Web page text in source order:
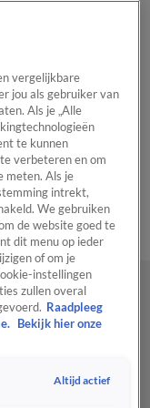
van Hart
Tip de
redactiePanelVideo's
vergelijkbare
jou als gebruiker van
Als je „Alle
te kunnen
verbeteren en om
meten. Als je
intrekt,
We gebruiken
de website goed te
dit menu op ieder
of om je
instellingen
zullen overal
Raadpleeg
Bekijk hier onze
Altijd actief